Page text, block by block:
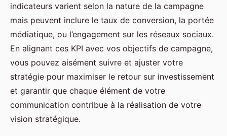
indicateurs varient selon la nature de la campagne
mais peuvent inclure le taux de conversion, la portée
médiatique, ou l’engagement sur les réseaux sociaux.
En alignant ces KPI avec vos objectifs de campagne,
vous pouvez aisément suivre et ajuster votre
stratégie pour maximiser le retour sur investissement
et garantir que chaque élément de votre
communication contribue à la réalisation de votre
vision stratégique.